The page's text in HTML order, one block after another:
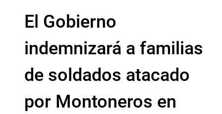
El Gobierno
indemnizará a familias
de soldados atacado
por Montoneros en